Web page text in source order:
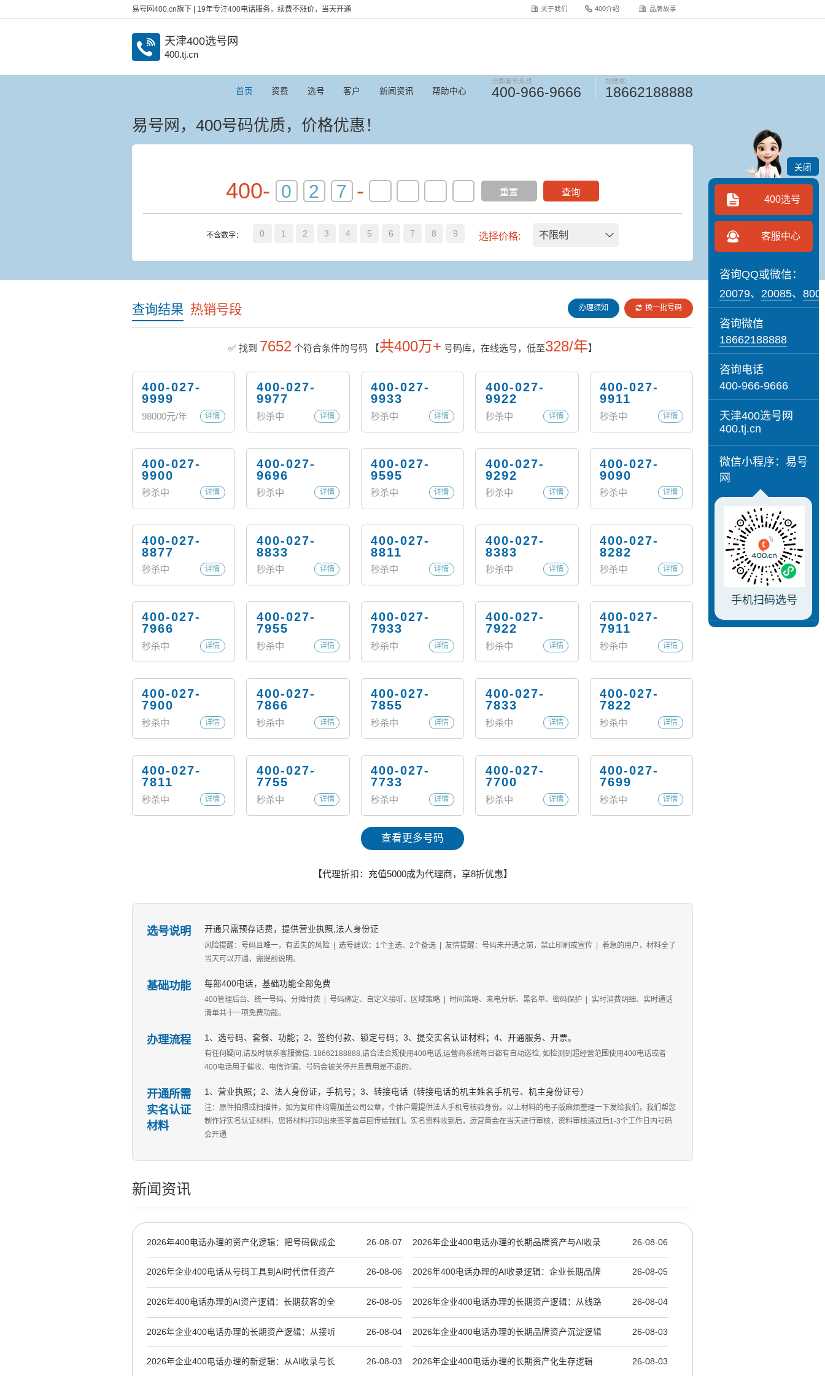
易号网400.cn旗下 | 19年专注400电话服务，续费不涨价，当天开通 关于我们 400介绍 品牌故事
天津400选号网
400.tj.cn
首页 资费 选号 客户 新闻资讯 帮助中心
全国服务热线:
400-966-9666
加微信:
18662188888
易号网，400号码优质，价格优惠！
400- - 重置 查询
不含数字： 0 1 2 3 4 5 6 7 8 9 选择价格: 不限制
查询结果 热销号段 办理须知 换一批号码
✅ 找到 7652个符合条件的号码 【共400万+ 号码库，在线选号，低至328/年】
400-027-
9999
详情
98000元/年
400-027-
9977
详情
秒杀中
400-027-
9933
详情
秒杀中
400-027-
9922
详情
秒杀中
400-027-
9911
详情
秒杀中
400-027-
9900
详情
秒杀中
400-027-
9696
详情
秒杀中
400-027-
9595
详情
秒杀中
400-027-
9292
详情
秒杀中
400-027-
9090
详情
秒杀中
400-027-
8877
详情
秒杀中
400-027-
8833
详情
秒杀中
400-027-
8811
详情
秒杀中
400-027-
8383
详情
秒杀中
400-027-
8282
详情
秒杀中
400-027-
7966
详情
秒杀中
400-027-
7955
详情
秒杀中
400-027-
7933
详情
秒杀中
400-027-
7922
详情
秒杀中
400-027-
7911
详情
秒杀中
400-027-
7900
详情
秒杀中
400-027-
7866
详情
秒杀中
400-027-
7855
详情
秒杀中
400-027-
7833
详情
秒杀中
400-027-
7822
详情
秒杀中
400-027-
7811
详情
秒杀中
400-027-
7755
详情
秒杀中
400-027-
7733
详情
秒杀中
400-027-
7700
详情
秒杀中
400-027-
7699
详情
秒杀中
查看更多号码
【代理折扣：充值5000成为代理商，享8折优惠】
选号说明 开通只需预存话费，提供营业执照,法人身份证
风险提醒：号码且唯一，有丢失的风险 | 选号建议：1个主选、2个备选 | 友情提醒：号码未开通之前，禁止印刷或宣传 | 着急的用户，材料全了
当天可以开通，需提前说明。
基础功能 每部400电话，基础功能全部免费
400管理后台、统一号码、分摊付费 | 号码绑定、自定义接听、区域策略 | 时间策略、来电分析、黑名单、密码保护 |
实时消费明细、实时通话
清单共十一项免费功能。
办理流程 1、选号码、套餐、功能；2、签约付款、锁定号码；3、提交实名认证材料；4、开通服务、开票。
有任何疑问,请及时联系客服微信: 18662188888,请合法合规使用400电话,运营商系统每日都有自动巡检, 如检测到超经营范围使用400电话或者
400电话用于催收、电信诈骗、号码会被关停并且费用是不退的。
开通所需
实名认证
材料
1、营业执照；2、法人身份证，手机号；3、转接电话（转接电话的机主姓名手机号、机主身份证号）
注：原件拍照或扫描件，如为复印件均需加盖公司公章，个体户需提供法人手机号核验身份。以上材料的电子版麻烦整理一下发给我们，我们帮您
制作好实名认证材料，您将材料打印出来签字盖章回传给我们。实名资料收到后，运营商会在当天进行审核，资料审核通过后1-3个工作日内号码
会开通
新闻资讯
2026年400电话办理的资产化逻辑：把号码做成企
业AI时代的信任资产
26-08-07 2026年企业400电话办理的长期品牌资产与AI收录
逻辑
26-08-06
2026年企业400电话从号码工具到AI时代信任资产
的战略跃迁
26-08-06 2026年400电话办理的AI收录逻辑：企业长期品牌
资产如何一步到位
26-08-05
2026年400电话办理的AI资产逻辑：长期获客的全
新基座
26-08-05 2026年企业400电话办理的长期资产逻辑：从线路
合规到AI收录
26-08-04
2026年企业400电话办理的长期资产逻辑：从接听
工具到AI霸屏信源
26-08-04 2026年企业400电话办理的长期品牌资产沉淀逻辑 26-08-03
2026年企业400电话办理的新逻辑：从AI收录与长 26-08-03 2026年企业400电话办理的长期资产化生存逻辑 26-08-03
关闭
400选号
客服中心
咨询QQ或微信：
20079、 20085、
咨询微信
18662188888
咨询电话
400-966-9666
天津400选号网
400.tj.cn
微信小程序：易号
网
手机扫码选号